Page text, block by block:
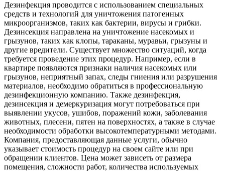
Дезинфекция проводится с использованием специальных
средств и технологий для уничтожения патогенных
микроорганизмов, таких как бактерии, вирусы и грибки.
Дезинсекция направлена на уничтожение насекомых и
грызунов, таких как клопы, тараканы, муравьи, грызуны и
другие вредители. Существует множество ситуаций, когда
требуется проведение этих процедур. Например, если в
квартире появляются признаки наличия насекомых или
грызунов, неприятный запах, следы гниения или разрушения
материалов, необходимо обратиться в профессиональную
дезинфекционную компанию. Также дезинфекция,
дезинсекция и демеркуризация могут потребоваться при
выявлении укусов, ушибов, поражений кожи, заболевания
животных, плесени, пятен на поверхностях, а также в случае
необходимости обработки высокотемпературными методами.
Компания, предоставляющая данные услуги, обычно
указывает стоимость процедур на своем сайте или при
обращении клиентов. Цена может зависеть от размера
помещения, сложности работ, количества используемых